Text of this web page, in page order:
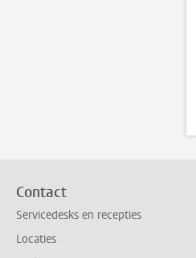
Contact
Servicedesks en recepties
Locaties